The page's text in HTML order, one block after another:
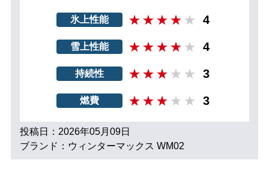
氷上性能 4
雪上性能 4
持続性 3
燃費 3
投稿日：2026年05月09日
ブランド：ウィンターマックス WM02